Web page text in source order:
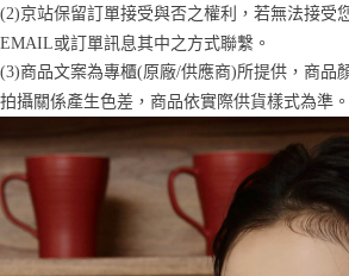
【注意事項】
1.本服務係由「台灣大哥大股份有限公司」（以下
用戶於交易時，得透過本服務購買商品或服務，
買賣價金債權讓與本公司後，依約使用本公司帳單
2.基於同意付款使用「大哥付你分期」之契約關係
資料（包含姓名、電話或地址）提供予台灣大哥大
由本公司與您本人進行分期帳單所需資料之確認、
3.完整用戶服務條款，請詳閱以下連結：
https://
３．收到繳費通知簡訊後14天內，點擊此簡訊中的
ATM／網路銀行／等多元方式進行付款，方視為交
※ 請注意：結帳手續完成當下不需立刻繳費，但若
購買商品的店家。未經商家同意取消之訂單仍視為
後付繳納相關費用。
※ 交易是否成功請以「AFTEE先享後付 」之結帳
是否繳費成功／繳費後需取消欲退款等相關疑問，
客戶支援中心」https://
【注意事項】
１．透過由恩沛科技股份有限公司提供之「AFTEE
易，需依本服務之必要範圍內提供個人資料，並將
權轉讓予恩沛科技股份有限公司。
宅配
每筆NT$100，滿NT$1,000(含以上)免運費
京站台北店客服中心(1F星巴克旁) 即日起不
請自備購物袋，若需購買紙袋可現場詢問
免運費
(2)京站保留訂單接受與否之權利，若無法接受
EMAIL或訂單訊息其中之方式聯繫。
(3)商品文案為專櫃(原廠/供應商)所提供，商品
拍攝關係產生色差，商品依實際供貨樣式為準。